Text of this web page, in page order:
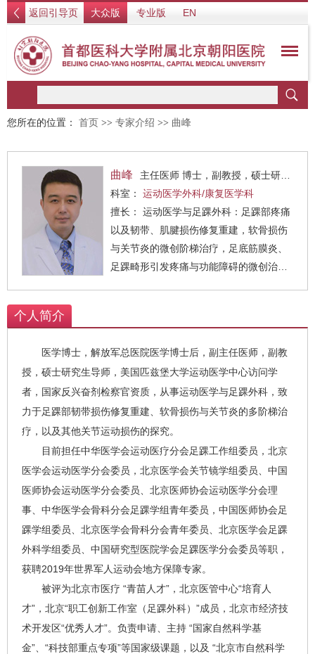
返回引导页 大众版 专业版 EN
您所在的位置： 首页 >> 专家介绍 >> 曲峰
曲峰
主任医师 博士，副教授，硕士研究生导师
科室： 运动医学外科/康复医学科
擅长： 运动医学与足踝外科：足踝部疼痛
以及韧带、肌腱损伤修复重建，软骨损伤
与关节炎的微创阶梯治疗，足底筋膜炎、
足踝畸形引发疼痛与功能障碍的微创治
个人简介
医学博士，解放军总医院医学博士后，副主任医师，副教
授，硕士研究生导师，美国匹兹堡大学运动医学中心访问学
者，国家反兴奋剂检察官资质，从事运动医学与足踝外科，致
力于足踝部韧带损伤修复重建、软骨损伤与关节炎的多阶梯治
疗，以及其他关节运动损伤的探究。
目前担任中华医学会运动医疗分会足踝工作组委员，北京
医学会运动医学分会委员，北京医学会关节镜学组委员、中国
医师协会运动医学分会委员、北京医师协会运动医学分会理
事、中华医学会骨科分会足踝学组青年委员，中国医师协会足
踝学组委员、北京医学会骨科分会青年委员、北京医学会足踝
外科学组委员、中国研究型医院学会足踝医学分会委员等职，
获聘2019年世界军人运动会地方保障专家。
被评为北京市医疗 “青苗人才”，北京医管中心“培育人
才”，北京“职工创新工作室（足踝外科）”成员，北京市经济技
术开发区“优秀人才”。负责申请、主持 “国家自然科学基
金”、“科技部重点专项”等国家级课题，以及 “北京市自然科学